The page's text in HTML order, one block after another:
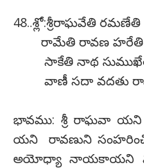
48..శ్లో:శ్రీరాఘవేతి
రామేతి రావణ హరేతి
సాకేతి నాథ సుముఖేతి
వాణీ సదా వదతు
భావము: శ్రీ రాఘవా
యని రావణుని
అయోధ్యా నాయకాయని